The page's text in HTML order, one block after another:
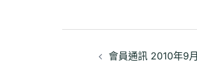
文 會員通訊 2010年9月